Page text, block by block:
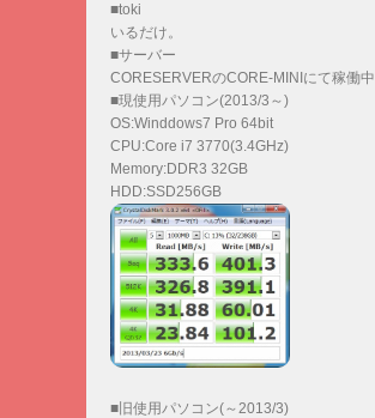
■toki
いるだけ。
■サーバー
CORESERVERのCORE-MINIにて稼働中
■現使用パソコン(2013/3～)
OS:Winddows7 Pro 64bit
CPU:Core i7 3770(3.4GHz)
Memory:DDR3 32GB
HDD:SSD256GB
■旧使用パソコン(～2013/3)